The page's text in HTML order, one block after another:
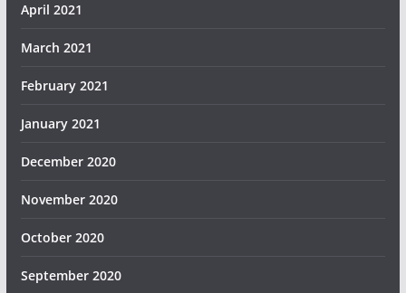
April 2021
March 2021
February 2021
January 2021
December 2020
November 2020
October 2020
September 2020